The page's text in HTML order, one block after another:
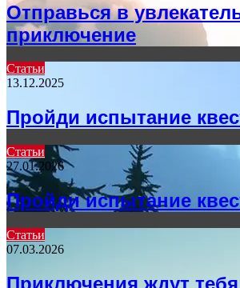
Отправься в
приключение
Статьи
13.12.2025
Пройди испытание
Статьи
27.01.2026
Пройди испытание
Статьи
07.03.2026
Приключения ждут тебя